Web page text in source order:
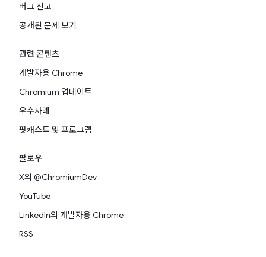
버그 신고
공개된 문제 보기
관련 콘텐츠
개발자용 Chrome
Chromium 업데이트
우수사례
팟캐스트 및 프로그램
팔로우
X의 @ChromiumDev
YouTube
LinkedIn의 개발자용 Chrome
RSS